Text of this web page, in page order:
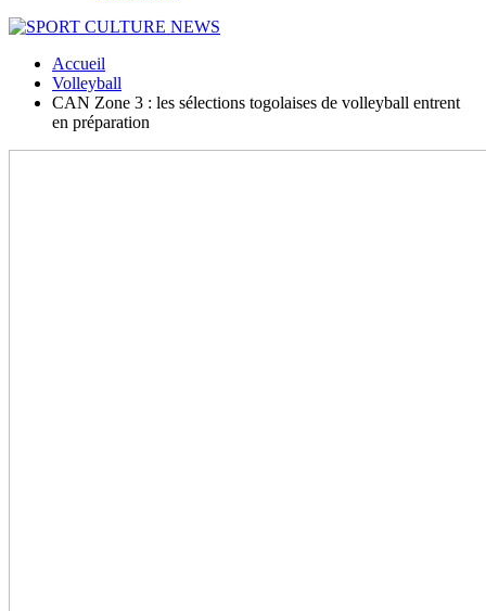
Accueil
Volleyball
CAN Zone 3 : les sélections togolaises de volleyball entrent
en préparation